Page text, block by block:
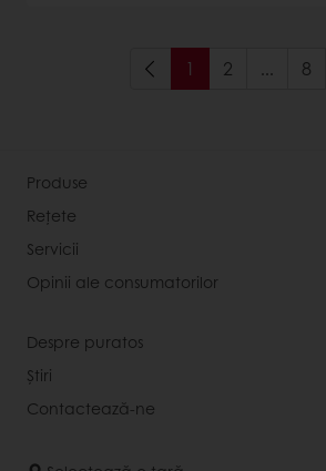
1 2 ... 8
Produse
Rețete
Servicii
Opinii ale consumatorilor
Despre puratos
Știri
Contactează-ne